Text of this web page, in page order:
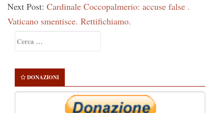
Next Post: Cardinale Coccopalmerio: accuse false .
Vaticano smentisce. Rettifichiamo.
Sidebar
per:
DONAZIONI